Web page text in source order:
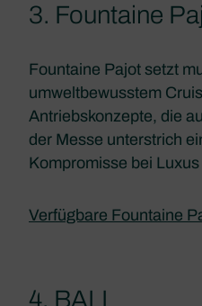
3. Fountaine
Fountaine Pajot setzt
umweltbewusstem
Antriebskonzepte, die
der Messe unterstrich
Kompromisse bei
Verfügbare Fountaine
4. BALI